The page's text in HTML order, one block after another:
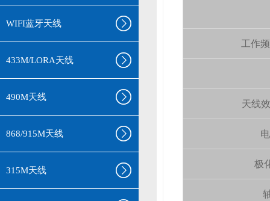
WIFI蓝牙天线
433M/LORA天线
490M天线
868/915M天线
315M天线
工作
天线
极